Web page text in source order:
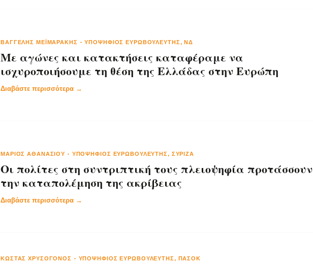
ΒΑΓΓΈΛΗΣ ΜΕΪΜΑΡΆΚΗΣ -ΥΠΟΨΉΦΙΟΣ ΕΥΡΩΒΟΥΛΕΥΤΉΣ, ΝΔ
Με αγώνες και κατακτήσεις καταφέραμε να
ισχυροποιήσουμε τη θέση της Ελλάδας στην Ευρώπη
Διαβάστε περισσότερα →
ΜΆΡΙΟΣ ΑΘΑΝΑΣΊΟΥ - ΥΠΟΨΉΦΙΟΣ ΕΥΡΩΒΟΥΛΕΥΤΉΣ, ΣΥΡΙΖΑ
Οι πολίτες στη συντριπτική τους πλειοψηφία προτάσσουν
την καταπολέμηση της ακρίβειας
Διαβάστε περισσότερα →
ΚΏΣΤΑΣ ΧΡΥΣΌΓΟΝΟΣ - ΥΠΟΨΉΦΙΟΣ ΕΥΡΩΒΟΥΛΕΥΤΉΣ, ΠΑΣΟΚ